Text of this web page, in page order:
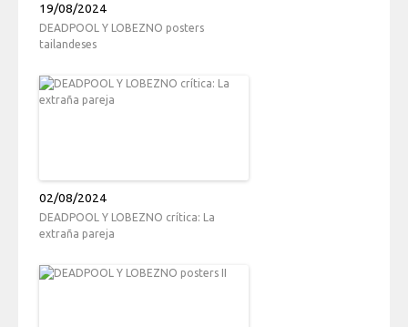
19/08/2024
DEADPOOL Y LOBEZNO posters
tailandeses
02/08/2024
DEADPOOL Y LOBEZNO crítica: La
extraña pareja